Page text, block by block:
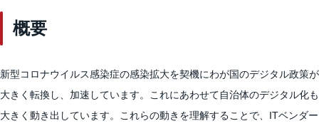
概要
新型コロナウイルス感染症の感染拡大を契機にわが国のデジタル政策が
大きく転換し、加速しています。これにあわせて自治体のデジタル化も
大きく動き出しています。これらの動きを理解することで、ITベンダー